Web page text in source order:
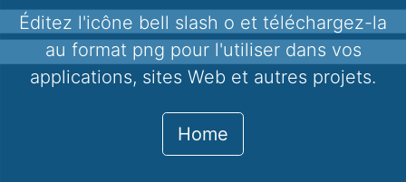
Éditez l'icône bell slash o et téléchargez-la
au format png pour l'utiliser dans vos
applications, sites Web et autres projets.
Home